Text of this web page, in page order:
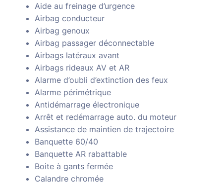
Aide au freinage d’urgence
Airbag conducteur
Airbag genoux
Airbag passager déconnectable
Airbags latéraux avant
Airbags rideaux AV et AR
Alarme d’oubli d’extinction des feux
Alarme périmétrique
Antidémarrage électronique
Arrêt et redémarrage auto. du moteur
Assistance de maintien de trajectoire
Banquette 60/40
Banquette AR rabattable
Boite à gants fermée
Calandre chromée